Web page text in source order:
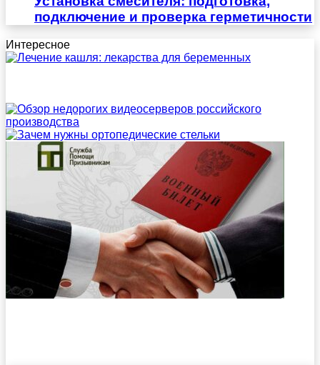
подключение и проверка герметичности
Интересное